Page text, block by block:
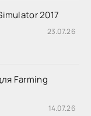
2017
23.07.26
Farming
14.07.26